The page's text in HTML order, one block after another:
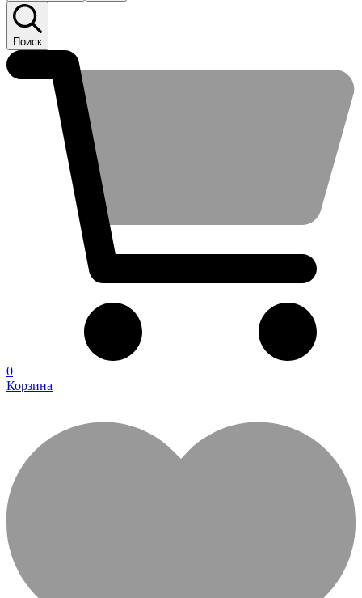
Поиск
0
Корзина